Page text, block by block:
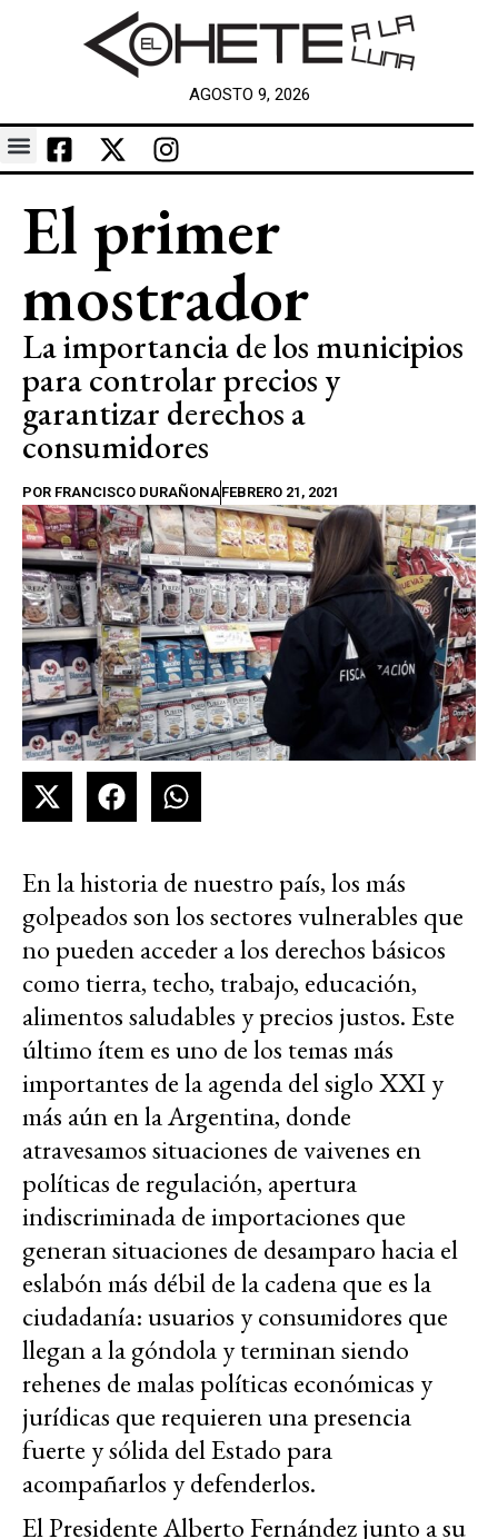
AGOSTO 9, 2026
El primer
mostrador
La importancia de los municipios
para controlar precios y
garantizar derechos a
consumidores
POR FRANCISCO DURAÑONAFEBRERO 21, 2021
En la historia de nuestro país, los más
golpeados son los sectores vulnerables que
no pueden acceder a los derechos básicos
como tierra, techo, trabajo, educación,
alimentos saludables y precios justos. Este
último ítem es uno de los temas más
importantes de la agenda del siglo XXI y
más aún en la Argentina, donde
atravesamos situaciones de vaivenes en
políticas de regulación, apertura
indiscriminada de importaciones que
generan situaciones de desamparo hacia el
eslabón más débil de la cadena que es la
ciudadanía: usuarios y consumidores que
llegan a la góndola y terminan siendo
rehenes de malas políticas económicas y
jurídicas que requieren una presencia
fuerte y sólida del Estado para
acompañarlos y defenderlos.
El Presidente Alberto Fernández junto a su